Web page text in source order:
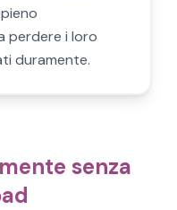
perdere i loro
duramente.
senza